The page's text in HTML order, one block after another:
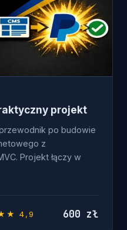
projekt
po budowie
z
Projekt łączy w
4,9 600 zł